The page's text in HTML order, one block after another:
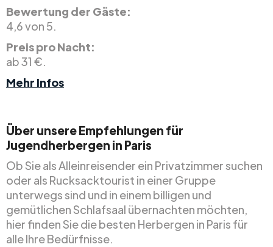
Bewertung der Gäste:
4,6 von 5.
Preis pro Nacht:
ab 31 €.
Mehr Infos
Über unsere Empfehlungen für
Jugendherbergen in Paris
Ob Sie als Alleinreisender ein Privatzimmer suchen
oder als Rucksacktourist in einer Gruppe
unterwegs sind und in einem billigen und
gemütlichen Schlafsaal übernachten möchten,
hier finden Sie die besten Herbergen in Paris für
alle Ihre Bedürfnisse.